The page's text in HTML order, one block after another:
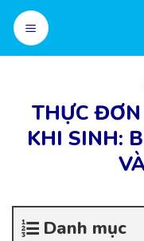
Skip
content
THỰC
KHI SINH:
Danh mục